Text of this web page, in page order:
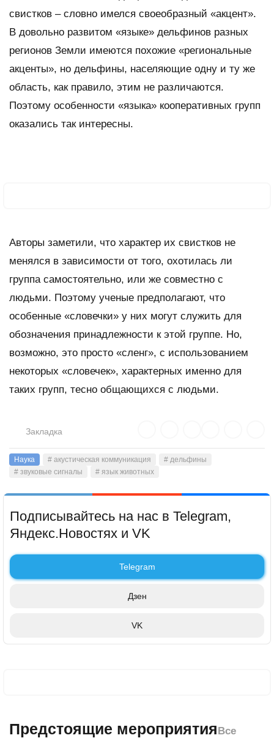
свистков – словно имелся своеобразный «акцент».
В довольно развитом «языке» дельфинов разных
регионов Земли имеются похожие «региональные
акценты», но дельфины, населяющие одну и ту же
область, как правило, этим не различаются.
Поэтому особенности «языка» кооперативных групп
оказались так интересны.
Авторы заметили, что характер их свистков не
менялся в зависимости от того, охотилась ли
группа самостоятельно, или же совместно с
людьми. Поэтому ученые предполагают, что
особенные «словечки» у них могут служить для
обозначения принадлежности к этой группе. Но,
возможно, это просто «сленг», с использованием
некоторых «словечек», характерных именно для
таких групп, тесно общающихся с людьми.
Закладка
Наука # акустическая коммуникация
# дельфины
# звуковые сигналы
# язык животных
Подписывайтесь на нас в Telegram,
Яндекс.Новостях и VK
Telegram
Дзен
VK
Предстоящие мероприятияВсе